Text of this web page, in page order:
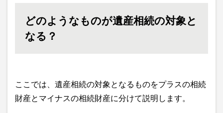
どのようなものが遺産相続の対象と
なる？
ここでは、遺産相続の対象となるものをプラスの相続
財産とマイナスの相続財産に分けて説明します。